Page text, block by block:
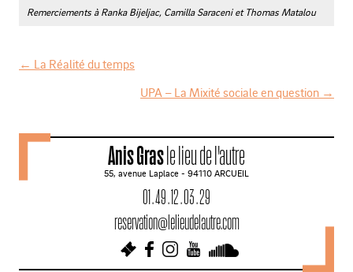
Remerciements à Ranka Bijeljac, Camilla Saraceni et Thomas Matalou
v
g
← La Réalité du temps
UPA – La Mixité sociale en question →
Anis Grasle lieu de l'autre
55, avenue Laplace - 94110 ARCUEIL
01 . 49 . 12 . 03 . 29
reservation@lelieudelautre.com